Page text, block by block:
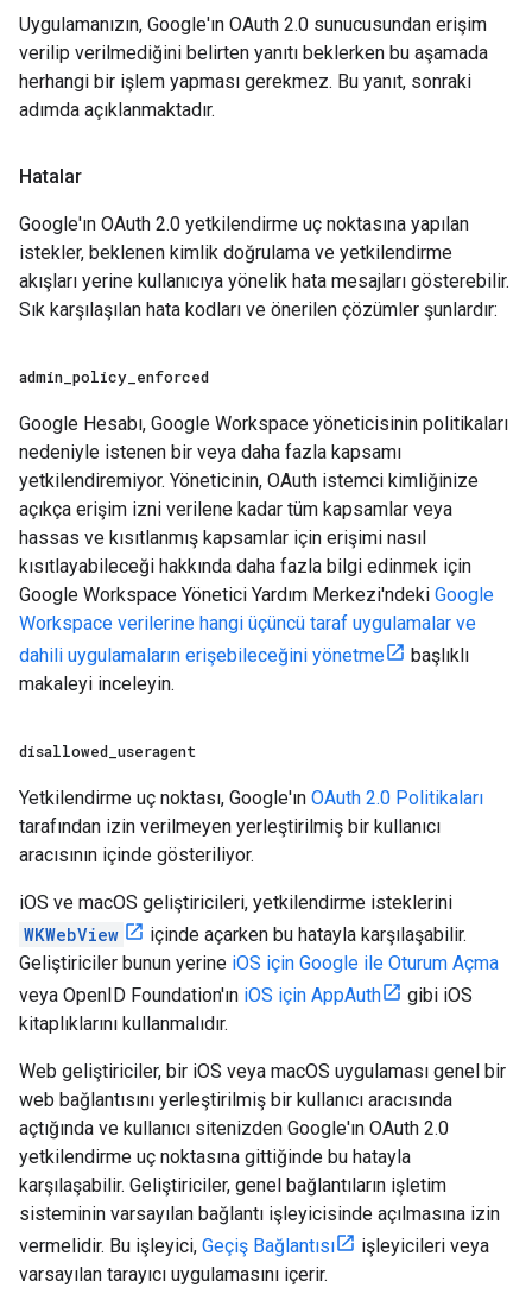
Uygulamanızın, Google'ın OAuth 2.0 sunucusundan erişim
verilip verilmediğini belirten yanıtı beklerken bu aşamada
herhangi bir işlem yapması gerekmez. Bu yanıt, sonraki
adımda açıklanmaktadır.
Hatalar
Google'ın OAuth 2.0 yetkilendirme uç noktasına yapılan
istekler, beklenen kimlik doğrulama ve yetkilendirme
akışları yerine kullanıcıya yönelik hata mesajları gösterebilir.
Sık karşılaşılan hata kodları ve önerilen çözümler şunlardır:
admin policy enforced
Google Hesabı, Google Workspace yöneticisinin politikaları
nedeniyle istenen bir veya daha fazla kapsamı
yetkilendiremiyor. Yöneticinin, OAuth istemci kimliğinize
açıkça erişim izni verilene kadar tüm kapsamlar veya
hassas ve kısıtlanmış kapsamlar için erişimi nasıl
kısıtlayabileceği hakkında daha fazla bilgi edinmek için
Google Workspace Yönetici Yardım Merkezi'ndeki Google
Workspace verilerine hangi üçüncü taraf uygulamalar ve
dahili uygulamaların erişebileceğini yönetme
başlıklı
makaleyi inceleyin.
disallowed useragent
Yetkilendirme uç noktası, Google'ın OAuth 2.0 Politikaları
tarafından izin verilmeyen yerleştirilmiş bir kullanıcı
aracısının içinde gösteriliyor.
iOS ve macOS geliştiricileri, yetkilendirme isteklerini
WKWebView
içinde açarken bu hatayla karşılaşabilir.
Geliştiriciler bunun yerine iOS için Google ile Oturum Açma
veya OpenID Foundation'ın iOS için AppAuth
gibi iOS
kitaplıklarını kullanmalıdır.
Web geliştiriciler, bir iOS veya macOS uygulaması genel bir
web bağlantısını yerleştirilmiş bir kullanıcı aracısında
açtığında ve kullanıcı sitenizden Google'ın OAuth 2.0
yetkilendirme uç noktasına gittiğinde bu hatayla
karşılaşabilir. Geliştiriciler, genel bağlantıların işletim
sisteminin varsayılan bağlantı işleyicisinde açılmasına izin
vermelidir. Bu işleyici, Geçiş Bağlantısı
işleyicileri veya
varsayılan tarayıcı uygulamasını içerir.